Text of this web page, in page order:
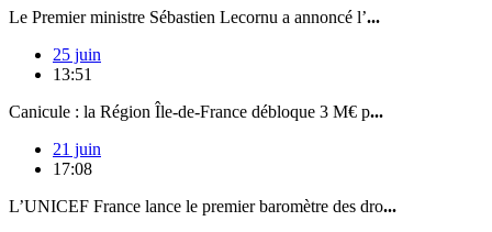
Le Premier ministre Sébastien Lecornu a annoncé l’...
25 juin
13:51
Canicule : la Région Île-de-France débloque 3 M€ p...
21 juin
17:08
L’UNICEF France lance le premier baromètre des dro...